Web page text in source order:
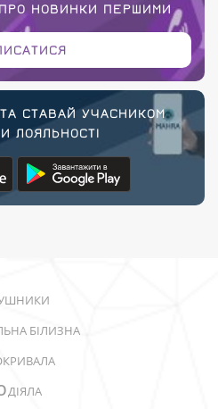
НОВИНКИ ПЕРШИМИ
СТАВАЙ УЧАСНИКОМ
ЛОЯЛЬНОСТІ
БІЛИЗНА
ДІЯЛА